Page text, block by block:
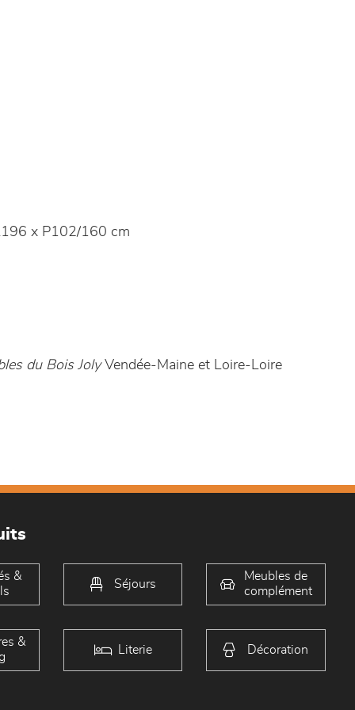
x P102/160 cm
du Bois JolyVendée-Maine et Loire-Loire
&
Séjours
Meubles de
complément
&
Literie Décoration